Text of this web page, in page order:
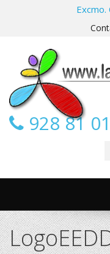
928 81